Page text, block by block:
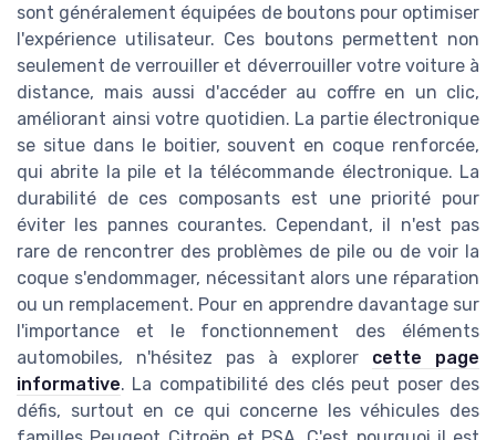
sont généralement équipées de boutons pour optimiser
l'expérience utilisateur. Ces boutons permettent non
seulement de verrouiller et déverrouiller votre voiture à
distance, mais aussi d'accéder au coffre en un clic,
améliorant ainsi votre quotidien. La partie électronique
se situe dans le boitier, souvent en coque renforcée,
qui abrite la pile et la télécommande électronique. La
durabilité de ces composants est une priorité pour
éviter les pannes courantes. Cependant, il n'est pas
rare de rencontrer des problèmes de pile ou de voir la
coque s'endommager, nécessitant alors une réparation
ou un remplacement. Pour en apprendre davantage sur
l'importance et le fonctionnement des éléments
automobiles, n'hésitez pas à explorer cette page
informative. La compatibilité des clés peut poser des
défis, surtout en ce qui concerne les véhicules des